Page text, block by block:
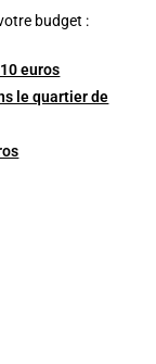
budget :
euros
le quartier de